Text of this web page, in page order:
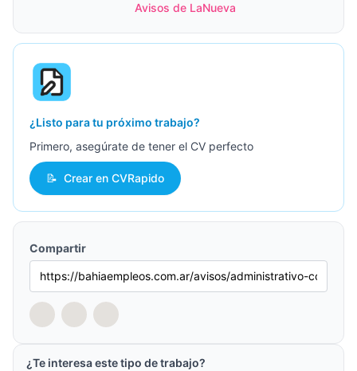
Avisos de LaNueva
¿Listo para tu próximo trabajo?
Primero, asegúrate de tener el CV perfecto
📝 Crear en CVRapido
Compartir
¿Te interesa este tipo de trabajo?